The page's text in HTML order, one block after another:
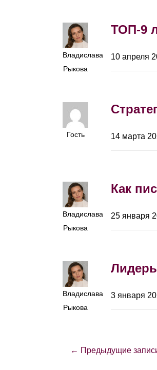
Владислава
Рыкова
ТОП-9
10 апреля
Гость 14 марта
Владислава
Рыкова
Как
25 января
Владислава
Рыкова
3 января
← Предыдущие